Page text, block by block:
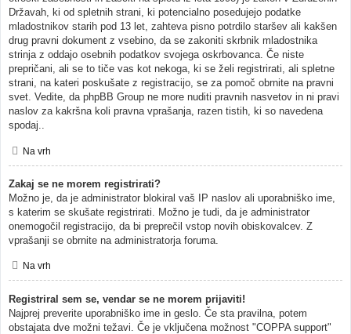
Državah, ki od spletnih strani, ki potencialno posedujejo podatke
mladostnikov starih pod 13 let, zahteva pisno potrdilo staršev ali kakšen
drug pravni dokument z vsebino, da se zakoniti skrbnik mladostnika
strinja z oddajo osebnih podatkov svojega oskrbovanca. Če niste
prepričani, ali se to tiče vas kot nekoga, ki se želi registrirati, ali spletne
strani, na kateri poskušate z registracijo, se za pomoč obrnite na pravni
svet. Vedite, da phpBB Group ne more nuditi pravnih nasvetov in ni pravi
naslov za kakršna koli pravna vprašanja, razen tistih, ki so navedena
spodaj..
Na vrh
Zakaj se ne morem registrirati?
Možno je, da je administrator blokiral vaš IP naslov ali uporabniško ime,
s katerim se skušate registrirati. Možno je tudi, da je administrator
onemogočil registracijo, da bi preprečil vstop novih obiskovalcev. Z
vprašanji se obrnite na administratorja foruma.
Na vrh
Registriral sem se, vendar se ne morem prijaviti!
Najprej preverite uporabniško ime in geslo. Če sta pravilna, potem
obstajata dve možni težavi. Če je vključena možnost "COPPA support"